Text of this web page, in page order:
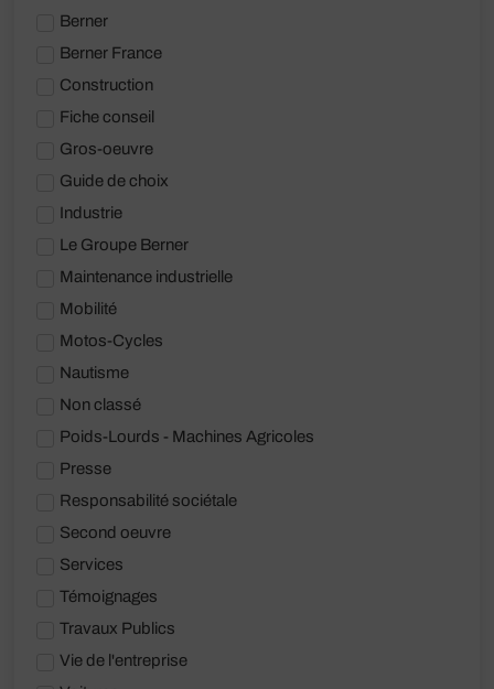
Berner
Berner France
Construction
Fiche conseil
Gros-oeuvre
Guide de choix
Industrie
Le Groupe Berner
Maintenance industrielle
Mobilité
Motos-Cycles
Nautisme
Non classé
Poids-Lourds - Machines Agricoles
Presse
Responsabilité sociétale
Second oeuvre
Services
Témoignages
Travaux Publics
Vie de l'entreprise